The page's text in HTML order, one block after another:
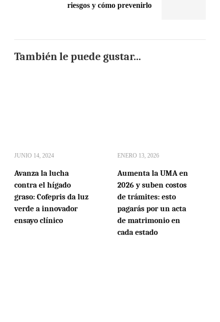
riesgos y cómo prevenirlo
También le puede gustar...
JUNIO 14, 2024
Avanza la lucha
contra el hígado
graso: Cofepris da luz
verde a innovador
ensayo clínico
ENERO 13, 2026
Aumenta la UMA en
2026 y suben costos
de trámites: esto
pagarás por un acta
de matrimonio en
cada estado